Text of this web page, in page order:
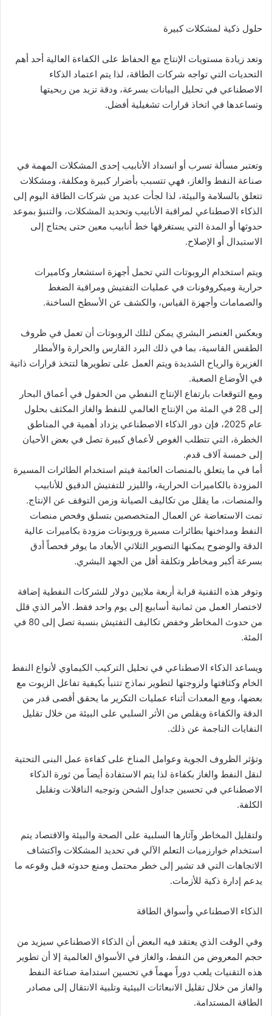
حلول ذكية لمشكلات كبيرة
وتعد زيادة مستويات الإنتاج مع الحفاظ على الكفاءة العالية أحد أهم
التحديات التي تواجه شركات الطاقة، لذا يتم اعتماد الذكاء
الاصطناعي في تحليل البيانات بسرعة، ودقة تزيد من ربحيتها
وتساعدها في اتخاذ قرارات تشغيلية أفضل.
وتعتبر مسألة تسرب أو انسداد الأنابيب إحدى المشكلات المهمة في
صناعة النفط والغاز، فهي تتسبب بأضرار كبيرة ومكلفة، ومشكلات
تتعلق بالسلامة والبيئة، لذا لجأت عديد من شركات الطاقة اليوم إلى
الذكاء الاصطناعي لمراقبة الأنابيب وتحديد المشكلات، والتنبؤ بموعد
حدوثها أو المدة التي يستغرقها خط أنابيب معين حتى يحتاج إلى
الاستبدال أو الإصلاح.
ويتم استخدام الروبوتات التي تحمل أجهزة استشعار وكاميرات
حرارية وميكروفونات في عمليات التفتيش ومراقبة الضغط
والصمامات وأجهزة القياس، والكشف عن الأسطح الساخنة.
وبعكس العنصر البشري يمكن لتلك الروبوتات أن تعمل في ظروف
الطقس القاسية، بما في ذلك البرد القارس والحرارة والأمطار
الغزيرة والرياح الشديدة ويتم العمل على تطويرها لتتخذ قرارات ذاتية
في الأوضاع الصعبة.
ومع التوقعات بارتفاع الإنتاج النفطي من الحقول في أعماق البحار
إلى 28 في المئة من الإنتاج العالمي للنفط والغاز المكثف بحلول
عام 2025، فإن دور الذكاء الاصطناعي يزداد أهمية في المناطق
الخطرة، التي تتطلب الغوص لأعماق كبيرة تصل في بعض الأحيان
إلى خمسة آلاف قدم.
أما في ما يتعلق بالمنصات العائمة فيتم استخدام الطائرات المسيرة
المزودة بالكاميرات الحرارية، والليزر للتفتيش الدقيق للأنابيب
والمنصات، ما يقلل من تكاليف الصيانة وزمن التوقف عن الإنتاج.
تمت الاستعاضة عن العمال المتخصصين بتسلق وفحص منصات
النفط ومداخنها بطائرات مسيرة وروبوتات مزودة بكاميرات عالية
الدقة والوضوح يمكنها التصوير الثلاثي الأبعاد ما يوفر فحصاً أدق
بسرعة أكبر ومخاطر وتكلفة أقل من الجهد البشري.
وتوفر هذه التقنية قرابة أربعة ملايين دولار للشركات النفطية إضافة
لاختصار العمل من ثمانية أسابيع إلى يوم واحد فقط. الأمر الذي قلل
من حدوث المخاطر وخفض تكاليف التفتيش بنسبة تصل إلى 80 في
المئة.
ويساعد الذكاء الاصطناعي في تحليل التركيب الكيماوي لأنواع النفط
الخام وكثافتها ولزوجتها لتطوير نماذج تتنبأ بكيفية تفاعل الزيوت مع
بعضها، ومع المعدات أثناء عمليات التكرير ما يحقق أقصى قدر من
الدقة والكفاءة ويقلص من الأثر السلبي على البيئة من خلال تقليل
النفايات الناجمة عن ذلك.
وتؤثر الظروف الجوية وعوامل المناخ على كفاءة عمل البنى التحتية
لنقل النفط والغاز بكفاءة لذا يتم الاستفادة أيضاً من ثورة الذكاء
الاصطناعي في تحسين جداول الشحن وتوجيه الناقلات وتقليل
الكلفة.
ولتقليل المخاطر وآثارها السلبية على الصحة والبيئة والاقتصاد يتم
استخدام خوارزميات التعلم الآلي في تحديد المشكلات واكتشاف
الاتجاهات التي قد تشير إلى خطر محتمل ومنع حدوثه قبل وقوعه ما
يدعم إدارة ذكية للأزمات.
الذكاء الاصطناعي وأسواق الطاقة
وفي الوقت الذي يعتقد فيه البعض أن الذكاء الاصطناعي سيزيد من
حجم المعروض من النفط، والغاز في الأسواق العالمية إلا أن تطوير
هذه التقنيات يلعب دوراً مهماً في تحسين استدامة صناعة النفط
والغاز من خلال تقليل الانبعاثات البيئية وتلبية الانتقال إلى مصادر
الطاقة المستدامة.